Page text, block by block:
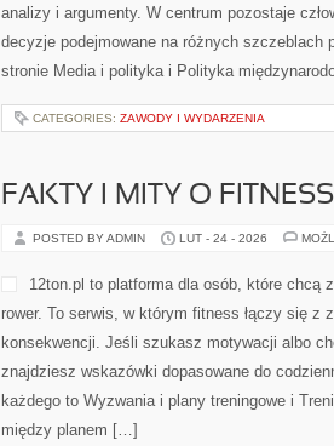
analizy i argumenty. W centrum pozostaje
decyzje podejmowane na różnych szczeblach
stronie Media i polityka i Polityka
CATEGORIES: ZAWODY I WYDARZENIA
FAKTY I MITY O
POSTED BY ADMIN LUT - 24 - 2026
12ton.pl to platforma dla osób, które chcą
rower. To serwis, w którym fitness łączy się z
konsekwencji. Jeśli szukasz motywacji albo
znajdziesz wskazówki dopasowane do
każdego to Wyzwania i plany treningowe i
między planem […]